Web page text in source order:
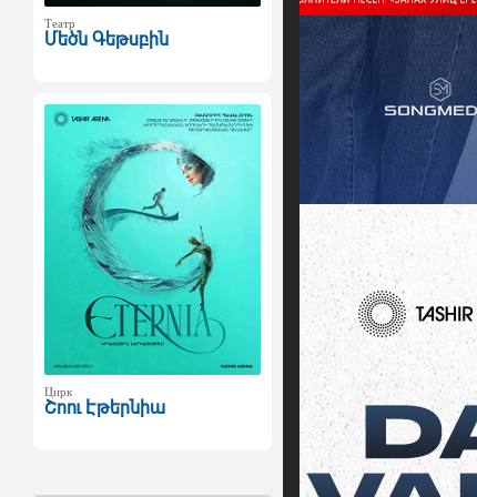
Театр
Մեծն Գեթսբին
Цирк
Շոու Էթերնիա